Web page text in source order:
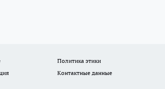
Политика этики
Контактные данные